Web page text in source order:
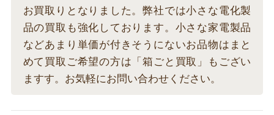
お買取りとなりました。弊社では小さな電化製
品の買取も強化しております。小さな家電製品
などあまり単価が付きそうにないお品物はまと
めて買取ご希望の方は「箱ごと買取」もござい
ますす。お気軽にお問い合わせください。